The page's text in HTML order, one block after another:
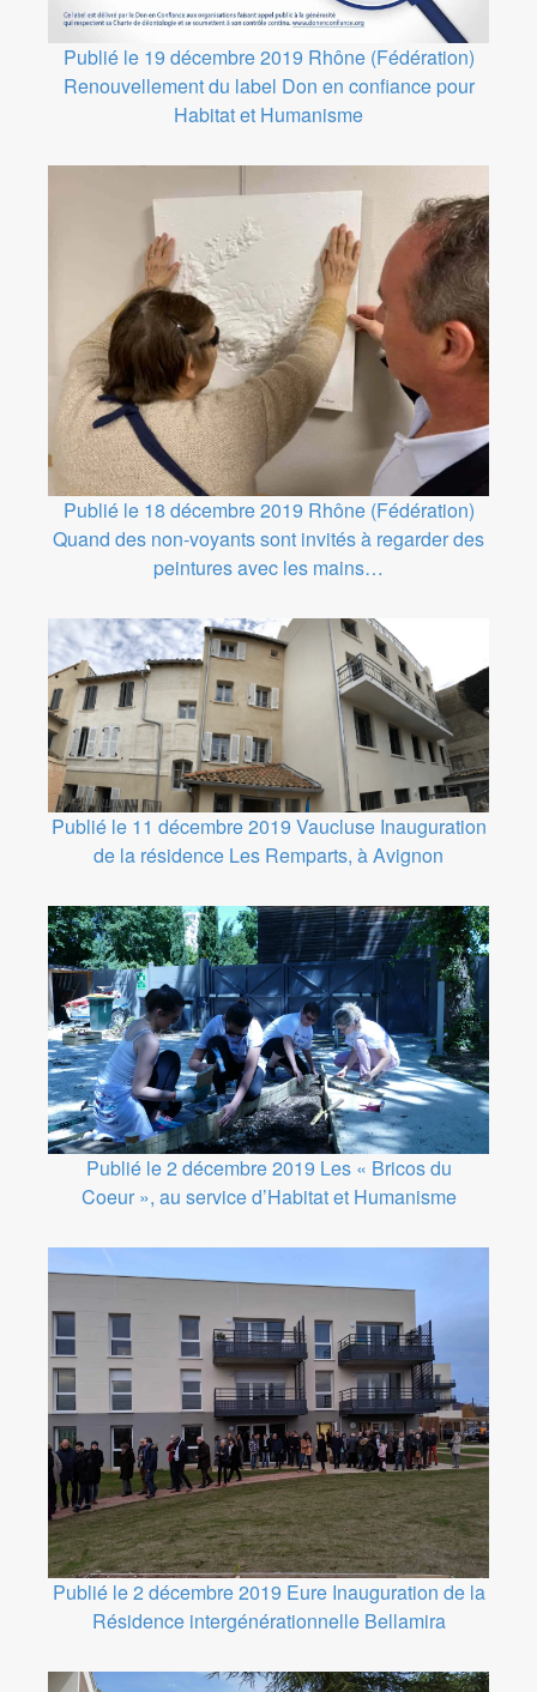
Publié le 19 décembre 2019 Rhône (Fédération)
Renouvellement du label Don en confiance pour
Habitat et Humanisme
Publié le 18 décembre 2019 Rhône (Fédération)
Quand des non-voyants sont invités à regarder des
peintures avec les mains…
Publié le 11 décembre 2019 Vaucluse Inauguration
de la résidence Les Remparts, à Avignon
Publié le 2 décembre 2019 Les « Bricos du
Coeur », au service d’Habitat et Humanisme
Publié le 2 décembre 2019 Eure Inauguration de la
Résidence intergénérationnelle Bellamira